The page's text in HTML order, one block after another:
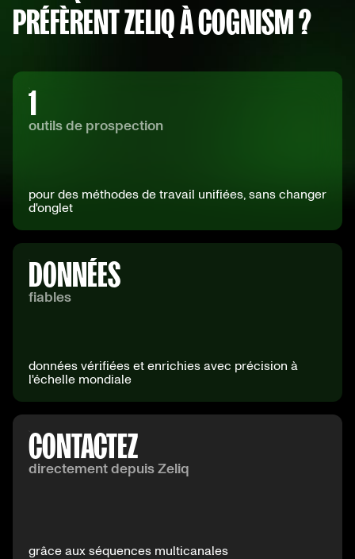
PRÉFÈRENT ZELIQ À COGNISM ?
1
outils de prospection
pour des méthodes de travail unifiées, sans changer
d'onglet
DONNÉES
fiables
données vérifiées et enrichies avec précision à
l'échelle mondiale
CONTACTEZ
directement depuis Zeliq
grâce aux séquences multicanales